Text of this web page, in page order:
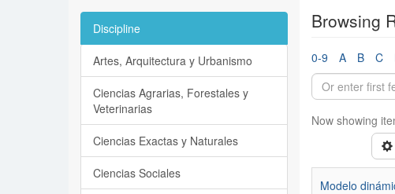
Browsing
0-9 A B C
Now showing
Modelo
Discipline
Artes, Arquitectura y Urbanismo
Ciencias Agrarias, Forestales y
Veterinarias
Ciencias Exactas y Naturales
Ciencias Sociales